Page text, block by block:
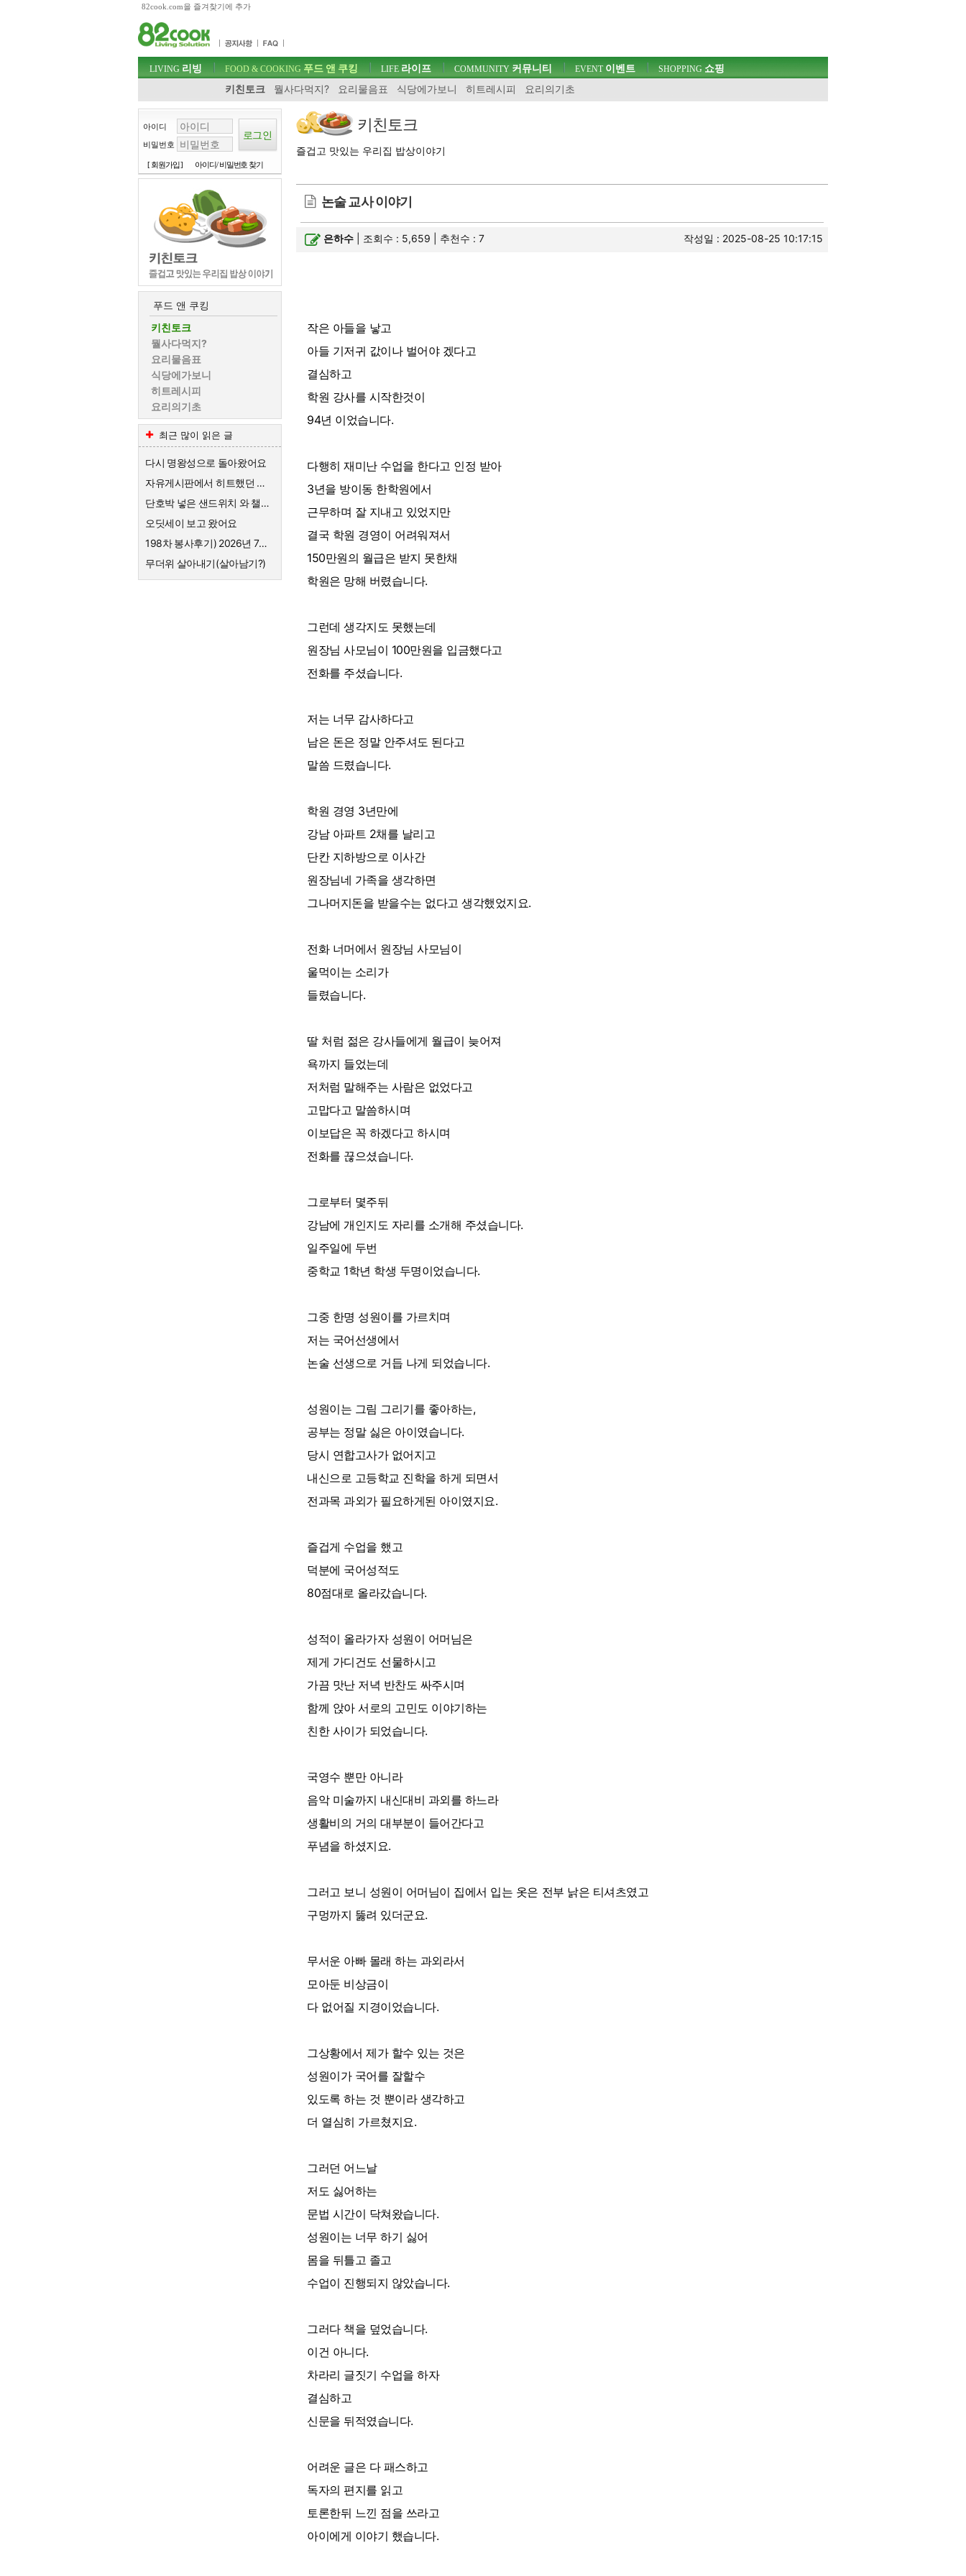
82cook.com을 즐겨찾기에 추가
주메뉴 바로가기
컨텐츠 바로가기
검색 바로가기
로그인 바로가기
주메뉴
LIVING 리빙 FOOD & COOKING 푸드 앤 쿠킹
키친토크
뭘사다먹지? 요리물음표 식당에가보니 히트레시피 요리의기초
LIFE 라이프 COMMUNITY 커뮤니티 EVENT이벤트 SHOPPING 쇼핑
아이디
비밀번호
[ 회원가입 ] 아이디/ 비밀번호 찾기
푸드 앤 쿠킹
키친토크
뭘사다먹지?
요리물음표
식당에가보니
히트레시피
요리의기초
최근 많이 읽은 글
다시 명왕성으로 돌아왔어요
자유게시판에서 히트했던 샌드위치 레시피
단호박 넣은 샌드위치 와 챌시 미모 자랑
오딧세이 보고 왔어요
198차 봉사후기) 2026년 7월 돼지갈비와 냉면, 만두
무더위 살아내기(살아남기?)
키친토크
즐겁고 맛있는 우리집 밥상이야기
논술 교사 이야기
은하수 | 조회수 : 5,659 | 추천수 :7 작성일 : 2025-08-25 10:17:15
작은 아들을 낳고
아들 기저귀 값이나 벌어야 겠다고
결심하고
학원 강사를 시작한것이
94년 이었습니다.
다행히 재미난 수업을 한다고 인정 받아
3년을 방이동 한학원에서
근무하며 잘 지내고 있었지만
결국 학원 경영이 어려워져서
150만원의 월급은 받지 못한채
학원은 망해 버렸습니다.
그런데 생각지도 못했는데
원장님 사모님이 100만원을 입금했다고
전화를 주셨습니다.
저는 너무 감사하다고
남은 돈은 정말 안주셔도 된다고
말씀 드렸습니다.
학원 경영 3년만에
강남 아파트 2채를 날리고
단칸 지하방으로 이사간
원장님네 가족을 생각하면
그나머지돈을 받을수는 없다고 생각했었지요.
전화 너머에서 원장님 사모님이
울먹이는 소리가
들렸습니다.
딸 처럼 젊은 강사들에게 월급이 늦어져
욕까지 들었는데
저처럼 말해주는 사람은 없었다고
고맙다고 말씀하시며
이보답은 꼭 하겠다고 하시며
전화를 끊으셨습니다.
그로부터 몇주뒤
강남에 개인지도 자리를 소개해 주셨습니다.
일주일에 두번
중학교 1학년 학생 두명이었습니다.
그중 한명 성원이를 가르치며
저는 국어선생에서
논술 선생으로 거듭 나게 되었습니다.
성원이는 그림 그리기를 좋아하는,
공부는 정말 싫은 아이였습니다.
당시 연합고사가 없어지고
내신으로 고등학교 진학을 하게 되면서
전과목 과외가 필요하게된 아이였지요.
즐겁게 수업을 했고
덕분에 국어성적도
80점대로 올라갔습니다.
성적이 올라가자 성원이 어머님은
제게 가디건도 선물하시고
가끔 맛난 저녁 반찬도 싸주시며
함께 앉아 서로의 고민도 이야기하는
친한 사이가 되었습니다.
국영수 뿐만 아니라
음악 미술까지 내신대비 과외를 하느라
생활비의 거의 대부분이 들어간다고
푸념을 하셨지요.
그러고 보니 성원이 어머님이 집에서 입는 옷은 전부 낡은 티셔츠였고
구멍까지 뚫려 있더군요.
무서운 아빠 몰래 하는 과외라서
모아둔 비상금이
다 없어질 지경이었습니다.
그상황에서 제가 할수 있는 것은
성원이가 국어를 잘할수
있도록 하는 것 뿐이라 생각하고
더 열심히 가르쳤지요.
그러던 어느날
저도 싫어하는
문법 시간이 닥쳐왔습니다.
성원이는 너무 하기 싫어
몸을 뒤틀고 졸고
수업이 진행되지 않았습니다.
그러다 책을 덮었습니다.
이건 아니다.
차라리 글짓기 수업을 하자
결심하고
신문을 뒤적였습니다.
어려운 글은 다 패스하고
독자의 편지를 읽고
토론한뒤 느낀 점을 쓰라고
아이에게 이야기 했습니다.